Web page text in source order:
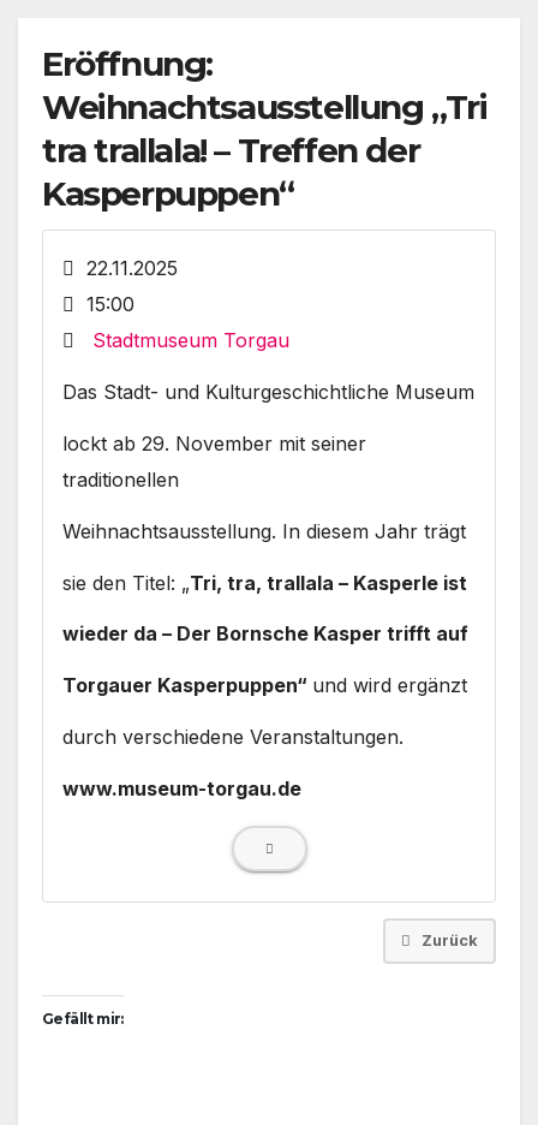
Eröffnung:
Weihnachtsausstellung „Tri
tra trallala! – Treffen der
Kasperpuppen“
22.11.2025
15:00
Stadtmuseum Torgau
Das Stadt- und Kulturgeschichtliche Museum
lockt ab 29. November mit seiner
traditionellen
Weihnachtsausstellung. In diesem Jahr trägt
sie den Titel: „Tri, tra, trallala – Kasperle ist
wieder da – Der Bornsche Kasper trifft auf
Torgauer Kasperpuppen“ und wird ergänzt
durch verschiedene Veranstaltungen.
www.museum-torgau.de
Zurück
Gefällt mir: